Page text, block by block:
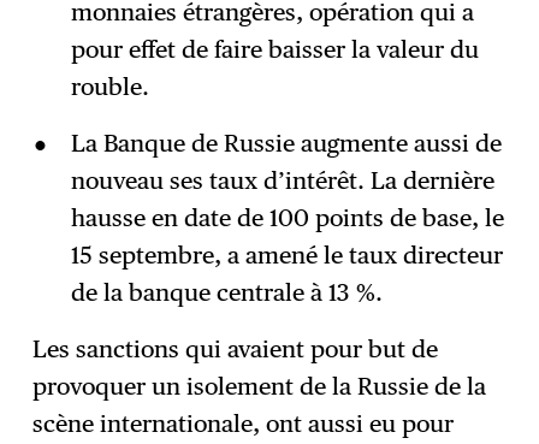
monnaies étrangères, opération qui a
pour effet de faire baisser la valeur du
rouble.
La Banque de Russie augmente aussi de
nouveau ses taux d’intérêt. La dernière
hausse en date de 100 points de base, le
15 septembre, a amené le taux directeur
de la banque centrale à 13 %.
Les sanctions qui avaient pour but de
provoquer un isolement de la Russie de la
scène internationale, ont aussi eu pour